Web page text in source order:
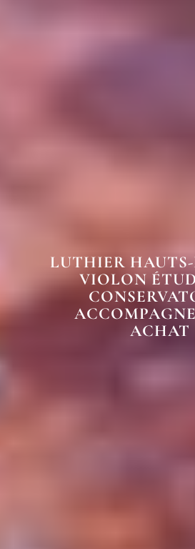
LUTHIER HAUTS-
VIOLON
ACHAT